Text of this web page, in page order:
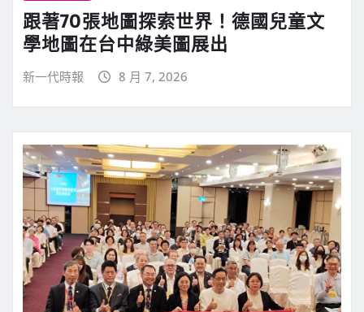
跟著70張地圖探索世界！德國兒童文
學地圖在台中綠美圖展出
新一代時報 8 月 7, 2026